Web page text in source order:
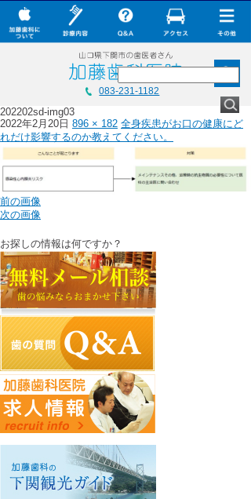
202202sd-img03
2022年2月20日 896 × 182 全身疾患がお口の健康にど
れだけ影響するのか教えてください。
前の画像
次の画像
お探しの情報は何ですか？
加藤歯科について
診療内容
コラム
ダウンロード
無料メール相談
加藤歯科ブログ
下関観光ガイド
年賀状・暑中お見舞い
PCサイトを見る
〒750-0016 山口県下関市細江町1-3-2
083-231-1182
info@kato.or.jp
× CLOSE
加藤歯科について
診療内容
Q&A
加藤歯科の最新技術
無料メール相談
スタッフ募集
加藤歯科ブログ
下関観光ガイド
年賀状・暑中お見舞い